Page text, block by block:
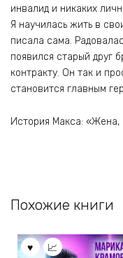
инвалид и никаких
Я научилась жить в
писала сама.
появился старый друг
контракту. Он так и
становится главным
История Макса: «Жена,
Похожие книги